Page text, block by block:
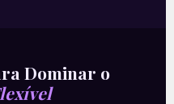
2T26
(VIVT3)
Dominar o